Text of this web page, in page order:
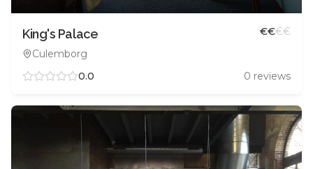
King's Palace
Culemborg
€€€€
0.0 0 reviews